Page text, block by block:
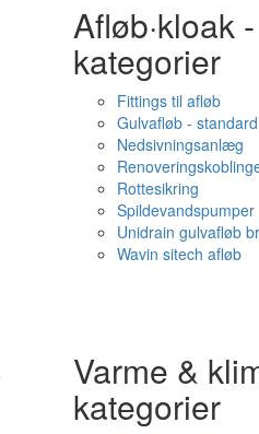
Afløb·kloak -
kategorier
Fittings til afløb
Gulvafløb - standard
Nedsivningsanlæg
Rottesikring
Spildevandspumper
Unidrain gulvafløb
Wavin sitech afløb
Varme &
kategorier